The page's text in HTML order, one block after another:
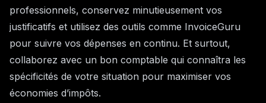
professionnels, conservez minutieusement vos
justificatifs et utilisez des outils comme InvoiceGuru
pour suivre vos dépenses en continu. Et surtout,
collaborez avec un bon comptable qui connaîtra les
spécificités de votre situation pour maximiser vos
économies d’impôts.